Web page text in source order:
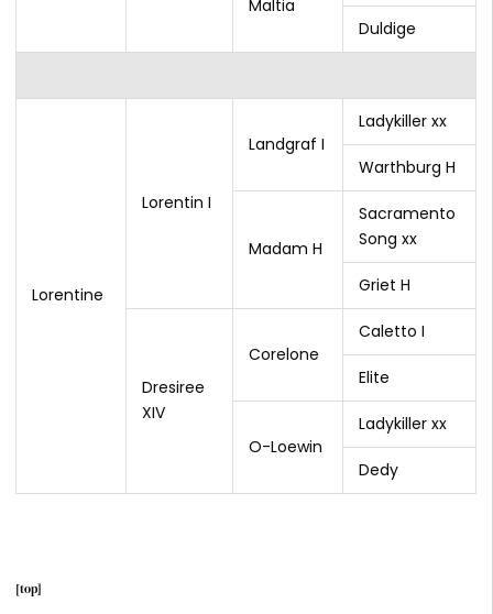
Maltia
Duldige
Lorentine
Lorentin I
Landgraf I
Ladykiller xx
Warthburg H
Madam H
Sacramento
Song xx
Griet H
Dresiree
XIV
Corelone
Caletto I
Elite
O-Loewin
Ladykiller xx
Dedy
[top]